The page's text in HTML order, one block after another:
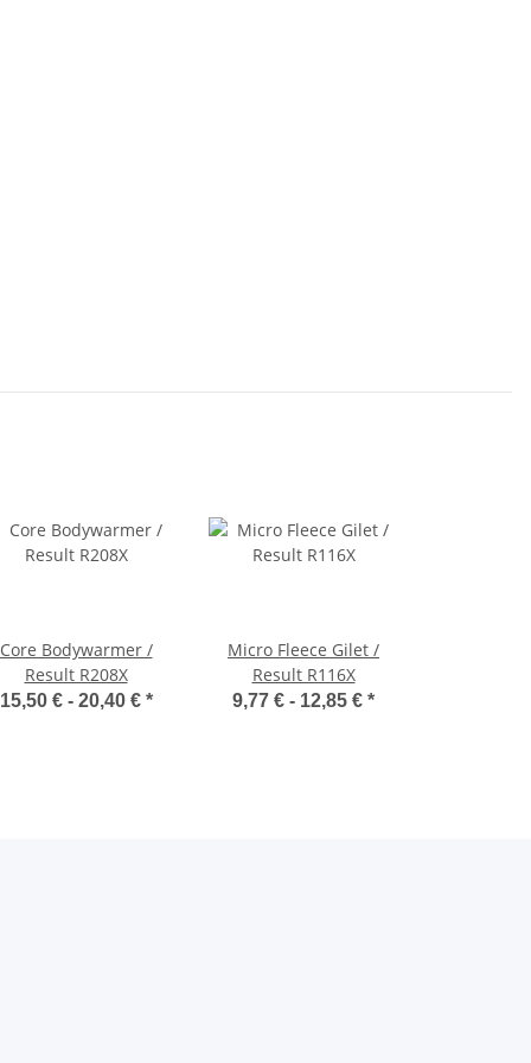
Core Bodywarmer /
Result R208X
15,50 € - 20,40 € *
Micro Fleece Gilet /
Result R116X
9,77 € - 12,85 € *